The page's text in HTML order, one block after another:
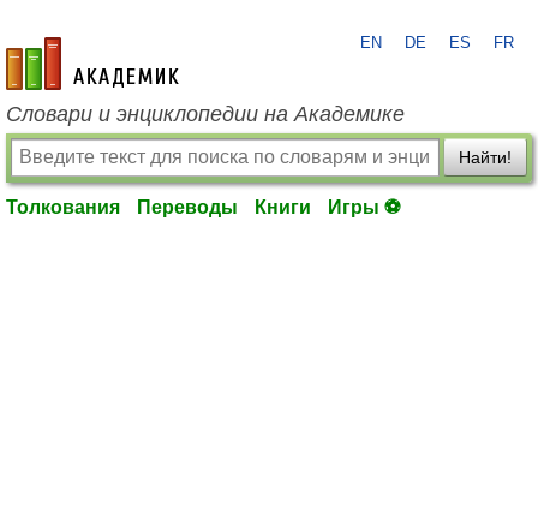
academic.ru
EN DE ES FR
Словари и энциклопедии на Академике
Найти!
Толкования Переводы Книги Игры ⚽